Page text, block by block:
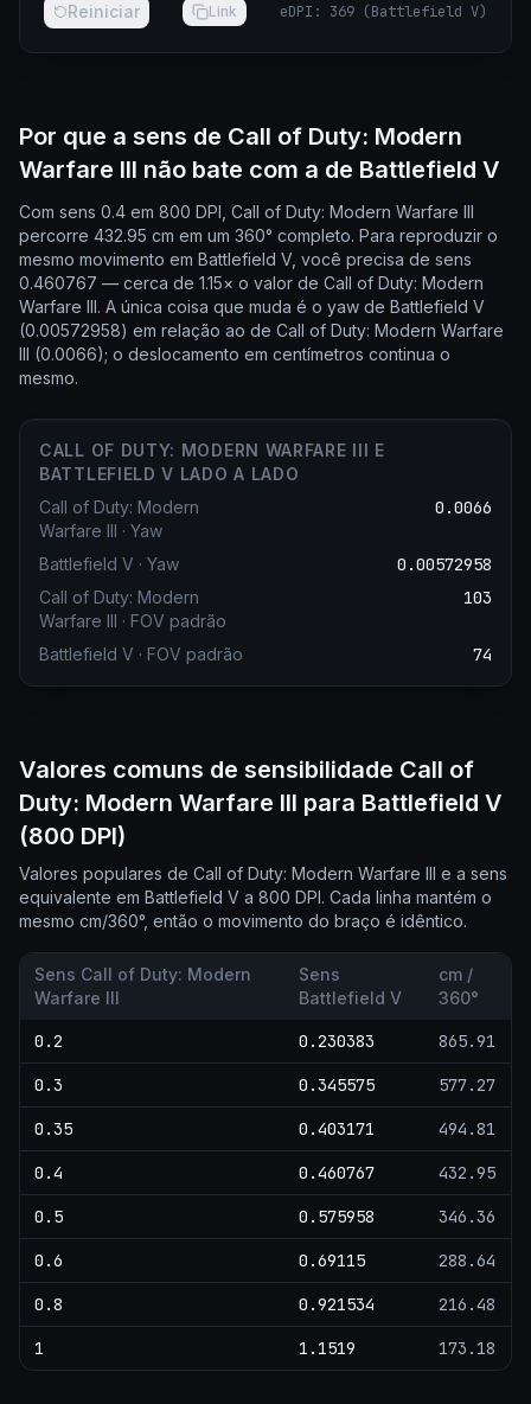
Reiniciar Link eDPI : 369 (Battlefield V)
Por que a sens de Call of Duty: Modern
Warfare III não bate com a de Battlefield V
Com sens 0.4 em 800 DPI, Call of Duty: Modern Warfare III
percorre 432.95 cm em um 360° completo. Para reproduzir o
mesmo movimento em Battlefield V, você precisa de sens
0.460767 — cerca de 1.15× o valor de Call of Duty: Modern
Warfare III. A única coisa que muda é o yaw de Battlefield V
(0.00572958) em relação ao de Call of Duty: Modern Warfare
III (0.0066); o deslocamento em centímetros continua o
mesmo.
CALL OF DUTY: MODERN WARFARE III E
BATTLEFIELD V LADO A LADO
Call of Duty: Modern
Warfare III · Yaw
0.0066
Battlefield V · Yaw 0.00572958
Call of Duty: Modern
Warfare III · FOV padrão
103
Battlefield V · FOV padrão 74
Valores comuns de sensibilidade Call of
Duty: Modern Warfare III para Battlefield V
(800 DPI)
Valores populares de Call of Duty: Modern Warfare III e a sens
equivalente em Battlefield V a 800 DPI. Cada linha mantém o
mesmo cm/360°, então o movimento do braço é idêntico.
Sens Call of Duty: Modern
Warfare III
Sens
Battlefield V
cm /
360°
0.2 0.230383 865.91
0.3 0.345575 577.27
0.35 0.403171 494.81
0.4 0.460767 432.95
0.5 0.575958 346.36
0.6 0.69115 288.64
0.8 0.921534 216.48
1 1.1519 173.18